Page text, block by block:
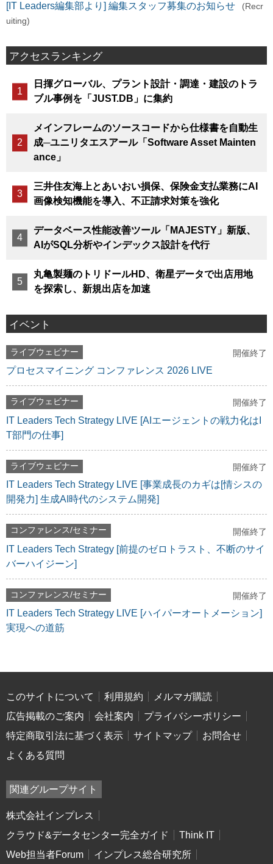
[IT Leaders編集部より] 編集スタッフ募集のお知らせ
(Recr
uiting)
アクセスランキング
日揮グローバル、プラント設計・調達・建設のトラ
ブル事例を「JUST.DB」に集約
メインフレームのソースコードから仕様書を自動生
成─ユニリタエスアール「Software Asset Mainten
ance」
三井住友海上とあいおい損保、保険金支払業務にAI
画像検知機能を導入、不正請求対策を強化
データベース性能改善ツール「MAJESTY」新版、
AIがSQL分析やインデックス設計を代行
丸亀製麺のトリドールHD、衛星データで出店用地
を探索し、新規出店を加速
イベント
ライブウェビナー 開催終了
プロセスマイニング コンファレンス 2026 LIVE
ライブウェビナー 開催終了
IT Leaders Tech Strategy LIVE [AIエージェントの戦力化はI
T部門の仕事]
ライブウェビナー 開催終了
IT Leaders Tech Strategy LIVE [事業成長のカギは[情シスの
開発力] 生成AI時代のシステム開発]
コンファレンス/セミナー 開催終了
IT Leaders Tech Strategy [前提のゼロトラスト、不断のサイ
バーハイジーン]
コンファレンス/セミナー 開催終了
IT Leaders Tech Strategy LIVE [ハイパーオートメーション]
実現への道筋
このサイトについて 利用規約
メルマガ購読
広告掲載のご案内
会社案内
プライバシーポリシー
特定商取引法に基づく表示
サイトマップ
お問合せ
よくある質問
関連グループサイト
株式会社インプレス
クラウド&データセンター完全ガイド
Think IT
Web担当者Forum
インプレス総合研究所